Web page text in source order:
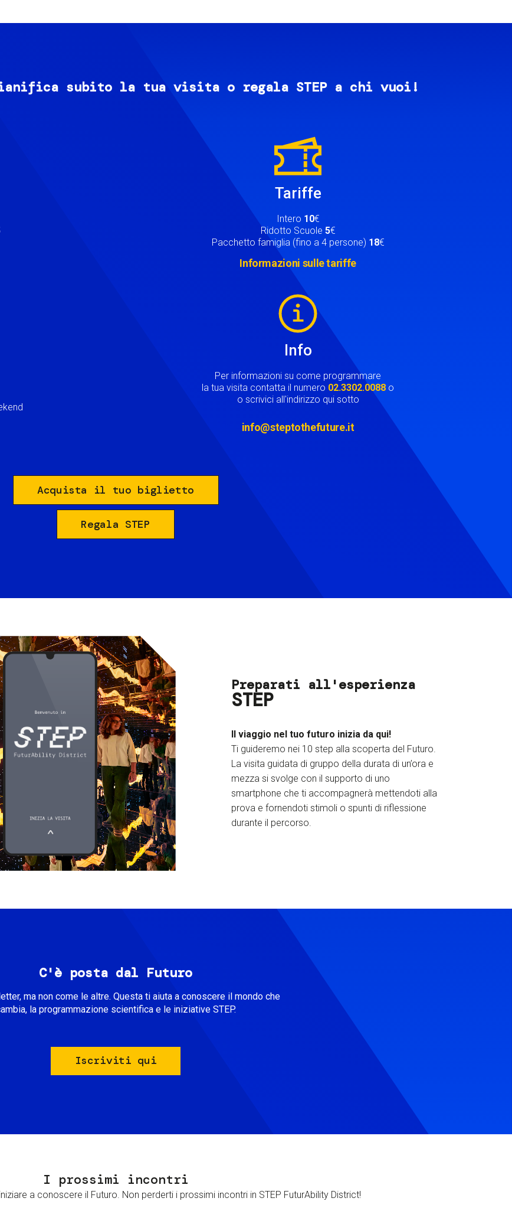
subito la tua visita o regala STEP a chi vuoi!
Tariffe
Intero 10€
Ridotto Scuole 5€
Pacchetto famiglia (fino a 4 persone) 18€
Informazioni sulle tariffe
Info
Per informazioni su come programmare
la tua visita contatta il numero 02.3302.0088 o
o scrivici all'indirizzo qui sotto
info@steptothefuture.it
Acquista il tuo biglietto
Regala STEP
Preparati all'esperienza
STEP
Il viaggio nel tuo futuro inizia da qui!
Ti guideremo nei 10 step alla scoperta del Futuro.
La visita guidata di gruppo della durata di un’ora e
mezza si svolge con il supporto di uno
smartphone che ti accompagnerà mettendoti alla
prova e fornendoti stimoli o spunti di riflessione
durante il percorso.
C'è posta dal Futuro
ma non come le altre. Questa ti aiuta a conoscere il mondo che
la programmazione scientifica e le iniziative STEP.
Iscriviti qui
I prossimi incontri
a conoscere il Futuro. Non perderti i prossimi incontri in STEP FuturAbility District!